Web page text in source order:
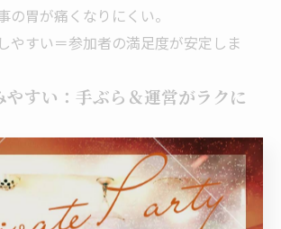
の胃が痛くなりにくい。
やすい＝参加者の満足度が安定しま
やすい：手ぶら＆運営がラクに
が軽い」ほど強い。
、会場でBBQ体験を成立させられる
片付けを幹事が抱え込まずに済みま